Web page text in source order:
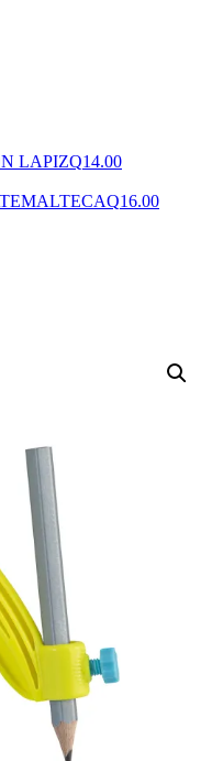
LAPIZQ14.00
Q16.00